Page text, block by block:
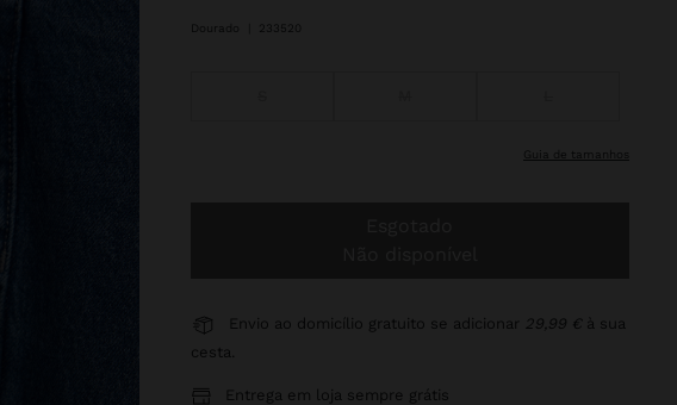
Dourado 233520
guia de tamanhos
Envio ao domicílio gratuito se adicionar 29,99 € à sua
cesta.
Entrega em loja sempre grátis